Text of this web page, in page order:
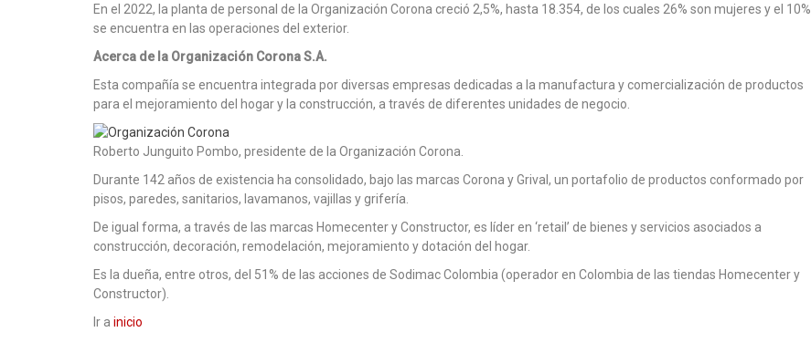
En el 2022, la planta de personal de la Organización Corona creció 2,5%, hasta 18.354, de los cuales 26% son mujeres y el 10%
se encuentra en las operaciones del exterior.
Acerca de la Organización Corona S.A.
Esta compañía se encuentra integrada por diversas empresas dedicadas a la manufactura y comercialización de productos
para el mejoramiento del hogar y la construcción, a través de diferentes unidades de negocio.
Roberto Junguito Pombo, presidente de la Organización Corona.
Durante 142 años de existencia ha consolidado, bajo las marcas Corona y Grival, un portafolio de productos conformado por
pisos, paredes, sanitarios, lavamanos, vajillas y grifería.
De igual forma, a través de las marcas Homecenter y Constructor, es líder en ‘retail’ de bienes y servicios asociados a
construcción, decoración, remodelación, mejoramiento y dotación del hogar.
Es la dueña, entre otros, del 51% de las acciones de Sodimac Colombia (operador en Colombia de las tiendas Homecenter y
Constructor).
Ir a inicio